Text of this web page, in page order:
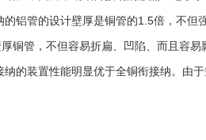
的铝管的设计壁厚是铜管的1.5倍，不但
管，不但容易折扁、凹陷、而且容易
的装置性能明显优于全铜衔接纳。由